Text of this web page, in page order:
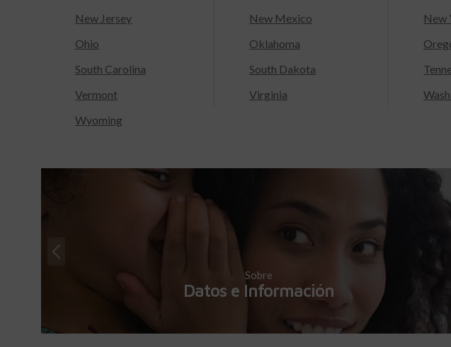
New Jersey
New Mexico New
Ohio
Oklahoma
South Carolina
South Dakota
Vermont
Virginia
Wyoming
Sobre
Datos e Información